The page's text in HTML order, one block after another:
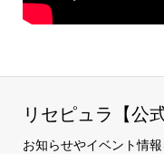
リセピュラ【公
お知らせやイベント情報